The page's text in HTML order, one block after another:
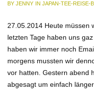
BY JENNY IN JAPAN-TEE-REISE-
27.05.2014 Heute müssen
letzten Tage haben uns
haben wir immer noch
morgens mussten wir
vor hatten. Gestern abend
abgesagt um einfach